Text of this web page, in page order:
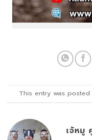
This entry was posted
เจ้หมู